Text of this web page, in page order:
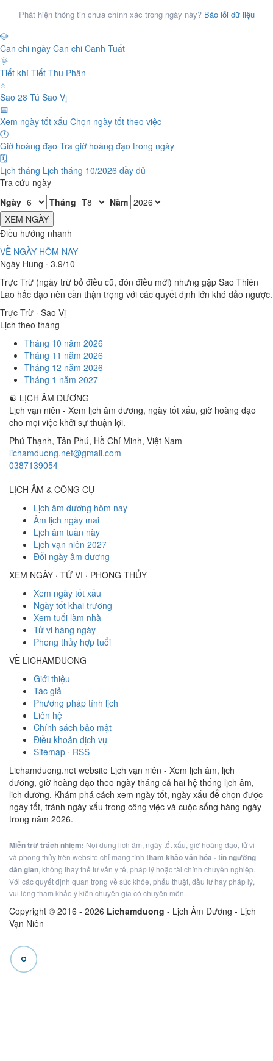
Phát hiện thông tin chưa chính xác trong ngày này? Báo lỗi dữ liệu
🐶
Can chi ngày Can chi Canh Tuất
🌞
Tiết khí Tiết Thu Phân
⭐
Sao 28 Tú Sao Vị
📅
Xem ngày tốt xấu Chọn ngày tốt theo việc
🕐
Giờ hoàng đạo Tra giờ hoàng đạo trong ngày
🗓️
Lịch tháng Lịch tháng 10/2026 đầy đủ
Tra cứu ngày
Ngày
Tháng
Năm
XEM NGÀY
Điều hướng nhanh
VỀ NGÀY HÔM NAY
Ngày Hung · 3.9/10
Trực Trừ (ngày trừ bỏ điều cũ, đón điều mới) nhưng gặp Sao Thiên
Lao hắc đạo nên cần thận trọng với các quyết định lớn khó đảo ngược.
Trực Trừ · Sao Vị
Lịch theo tháng
Tháng 10 năm 2026
Tháng 11 năm 2026
Tháng 12 năm 2026
Tháng 1 năm 2027
☯ LỊCH ÂM DƯƠNG
Lịch vạn niên - Xem lịch âm dương, ngày tốt xấu, giờ hoàng đạo
cho mọi việc khởi sự thuận lợi.
Phú Thạnh, Tân Phú, Hồ Chí Minh, Việt Nam
lichamduong.net@gmail.com
0387139054
LỊCH ÂM & CÔNG CỤ
Lịch âm dương hôm nay
Âm lịch ngày mai
Lịch âm tuần này
Lịch vạn niên 2027
Đổi ngày âm dương
XEM NGÀY · TỬ VI · PHONG THỦY
Xem ngày tốt xấu
Ngày tốt khai trương
Xem tuổi làm nhà
Tử vi hàng ngày
Phong thủy hợp tuổi
VỀ LICHAMDUONG
Giới thiệu
Tác giả
Phương pháp tính lịch
Liên hệ
Chính sách bảo mật
Điều khoản dịch vụ
Sitemap · RSS
Lichamduong.net website Lịch vạn niên - Xem lịch âm, lịch
dương, giờ hoàng đạo theo ngày tháng cả hai hệ thống lịch âm,
lịch dương. Khám phá cách xem ngày tốt, ngày xấu để chọn được
ngày tốt, tránh ngày xấu trong công việc và cuộc sống hàng ngày
trong năm 2026.
Miễn trừ trách nhiệm: Nội dung lịch âm, ngày tốt xấu, giờ hoàng đạo, tử vi
và phong thủy trên website chỉ mang tính tham khảo văn hóa - tín ngưỡng
dân gian, không thay thế tư vấn y tế, pháp lý hoặc tài chính chuyên nghiệp.
Với các quyết định quan trọng về sức khỏe, phẫu thuật, đầu tư hay pháp lý,
vui lòng tham khảo ý kiến chuyên gia có chuyên môn.
Copyright © 2016 - 2026 Lichamduong - Lịch Âm Dương - Lịch
Vạn Niên